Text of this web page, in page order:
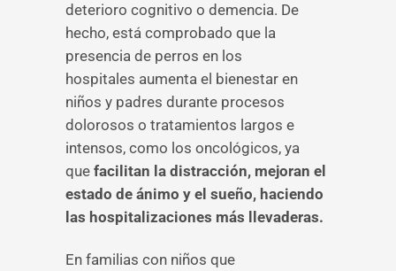
deterioro cognitivo o demencia. De
hecho, está comprobado que la
presencia de perros en los
hospitales aumenta el bienestar en
niños y padres durante procesos
dolorosos o tratamientos largos e
intensos, como los oncológicos, ya
que facilitan la distracción, mejoran el
estado de ánimo y el sueño, haciendo
las hospitalizaciones más llevaderas.
En familias con niños que